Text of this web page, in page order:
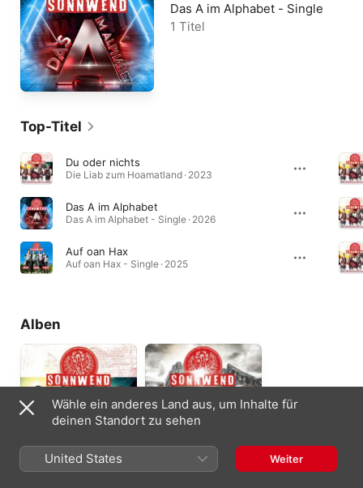
Das A im Alphabet - Single
1 Titel
Top-Titel
Du oder nichts
Die Liab zum Hoamatland · 2023
Das A im Alphabet
Das A im Alphabet - Single · 2026
Auf oan Hax
Auf oan Hax - Single · 2025
Alben
Die Liab zum
Wenns richtig groovt
Wähle ein anderes Land aus, um Inhalte für
deinen Standort zu sehen
United States Weiter